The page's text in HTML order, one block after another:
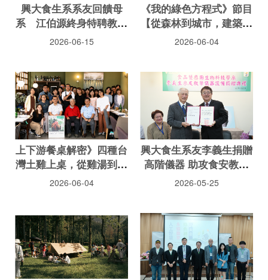
興大食生系系友回饋母
系 江伯源終身特聘教授
捐贈百萬元成立「明鳳獎
2026-06-15
《我的綠色方程式》節目
【從森林到城市，建築產
業的碳匯佈局】
2026-06-04
上下游餐桌解密》四種台
灣土雞上桌，從雞湯到雞
肉飯，品嚐風土密碼
2026-06-04
興大食生系友李義生捐贈
高階儀器 助攻食安教學
研究
2026-05-25